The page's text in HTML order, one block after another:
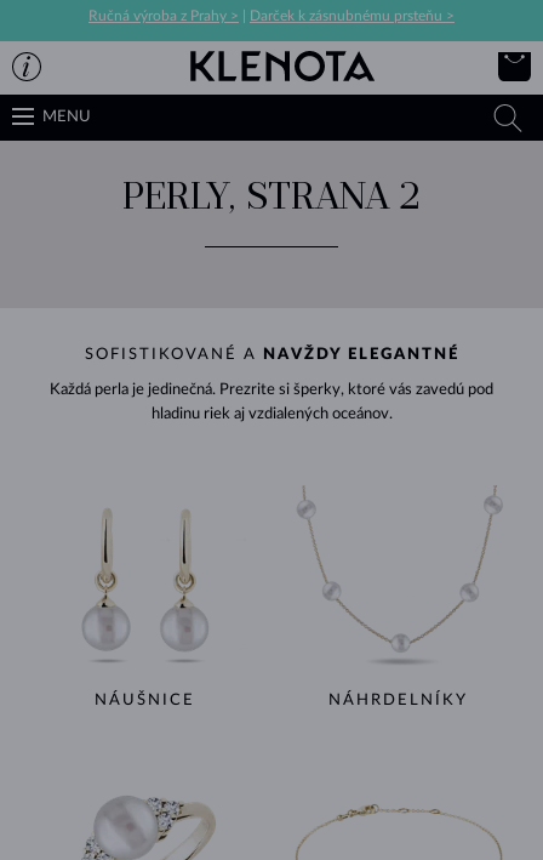
Ručná výroba z Prahy > Darček k zásnubnému prsteňu >
MENU
PERLY, STRANA 2
SOFISTIKOVANÉ A NAVŽDY ELEGANTNÉ
Každá perla je jedinečná. Prezrite si šperky, ktoré vás zavedú pod
hladinu riek aj vzdialených oceánov.
NÁUŠNICE NÁHRDELNÍKY